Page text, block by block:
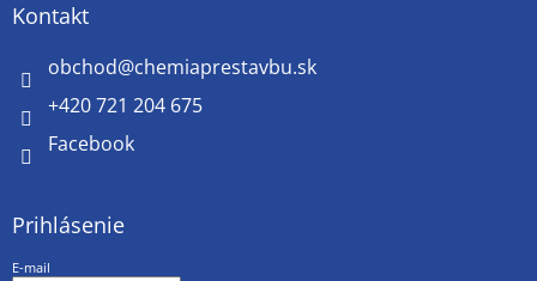
Kontakt
obchod@chemiaprestavbu.sk
+420 721 204 675
Facebook
Prihlásenie
E-mail